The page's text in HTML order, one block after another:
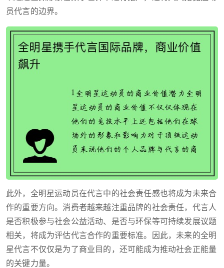
员代言的边界。
此外，全明星运动员在代言中的社会责任感也将成为未来合
作的重要方向。消费者越来越注重品牌的社会责任，代言人
是否积极参与社会公益活动、是否与环保等可持续发展议题
相关，将成为评估代言合作的重要标准。因此，未来的全明
星代言不仅仅是为了商业目的，还可能成为推动社会正能量
的关键力量。